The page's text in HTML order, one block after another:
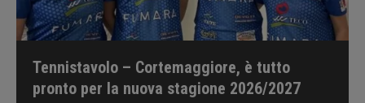
Tennistavolo – Cortemaggiore, è tutto
pronto per la nuova stagione 2026/2027